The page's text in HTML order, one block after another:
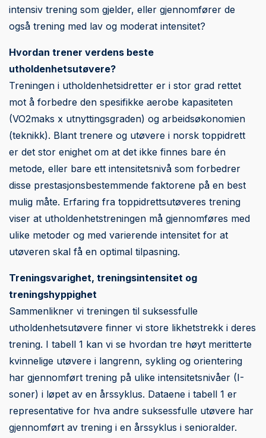
intensiv trening som gjelder, eller gjennomfører de
også trening med lav og moderat intensitet?
Hvordan trener verdens beste
utholdenhetsutøvere?
Treningen i utholdenhetsidretter er i stor grad rettet
mot å forbedre den spesifikke aerobe kapasiteten
(VO2maks x utnyttingsgraden) og arbeidsøkonomien
(teknikk). Blant trenere og utøvere i norsk toppidrett
er det stor enighet om at det ikke finnes bare én
metode, eller bare ett intensitetsnivå som forbedrer
disse prestasjonsbestemmende faktorene på en best
mulig måte. Erfaring fra toppidrettsutøveres trening
viser at utholdenhetstreningen må gjennomføres med
ulike metoder og med varierende intensitet for at
utøveren skal få en optimal tilpasning.
Treningsvarighet, treningsintensitet og
treningshyppighet
Sammenlikner vi treningen til suksessfulle
utholdenhetsutøvere finner vi store likhetstrekk i deres
trening. I tabell 1 kan vi se hvordan tre høyt meritterte
kvinnelige utøvere i langrenn, sykling og orientering
har gjennomført trening på ulike intensitetsnivåer (I-
soner) i løpet av en årssyklus. Dataene i tabell 1 er
representative for hva andre suksessfulle utøvere har
gjennomført av trening i en årssyklus i senioralder.